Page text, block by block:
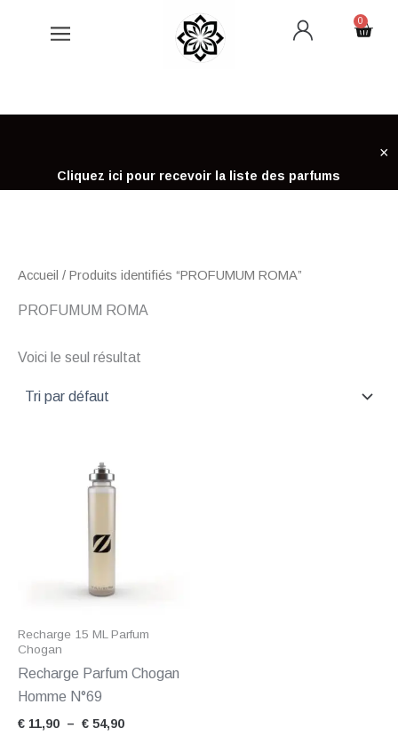
0
Cart
Cliquez ici pour recevoir la liste des parfums
×
Accueil / Produits identifiés “PROFUMUM ROMA”
PROFUMUM ROMA
Voici le seul résultat
Recharge 15 ML Parfum
Chogan
Recharge Parfum Chogan
Homme N°69
€ 11,90 – € 54,90